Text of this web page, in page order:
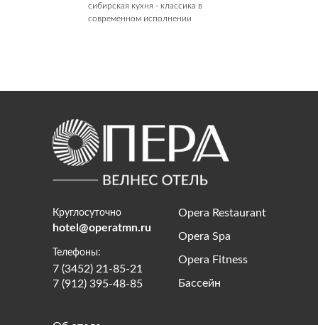
сибирская кухня - классика в
современном исполнении
7 (3452) 21-85-21
Телефоны:
7 (912) 395-48-85
Круглосуточно Opera Restaurant
Opera Spa
Opera Fitness
Бассейн
hotel@operatmn.ru